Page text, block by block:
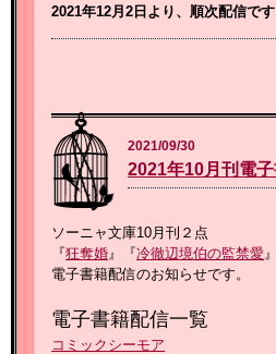
2021年12月2日より、順次配信です
2021/09/30
2021年10月刊電
ソーニャ文庫10月刊２点
『狂奪婚 』『冷徹辺境伯の監禁愛 』
電子書籍配信のお知らせです。
電子書籍配信一覧
コミックシーモア